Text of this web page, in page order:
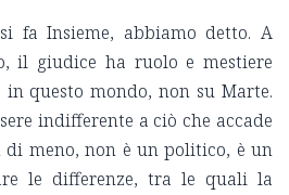
Insieme, abbiamo detto. A
il giudice ha ruolo e mestiere
questo mondo, non su Marte.
indifferente a ciò che accade
di meno, non è un politico, è un
le differenze, tra le quali la